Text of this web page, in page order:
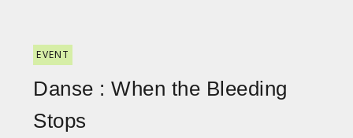
EVENT
Danse : When the Bleeding
Stops